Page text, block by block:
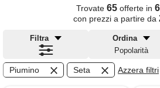
Trovate 65offerte in 6
con prezzi a partire da
Filtra
Ordina
Popolarità
Piumino Seta Azzera filtri